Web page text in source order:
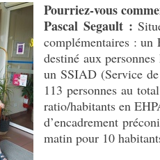
Pourriez-vous
Pascal Segault :
complémentaires : un
destiné aux
un SSIAD (Service
113 personnes au
ratio/habitants en
d’encadrement
matin pour 10